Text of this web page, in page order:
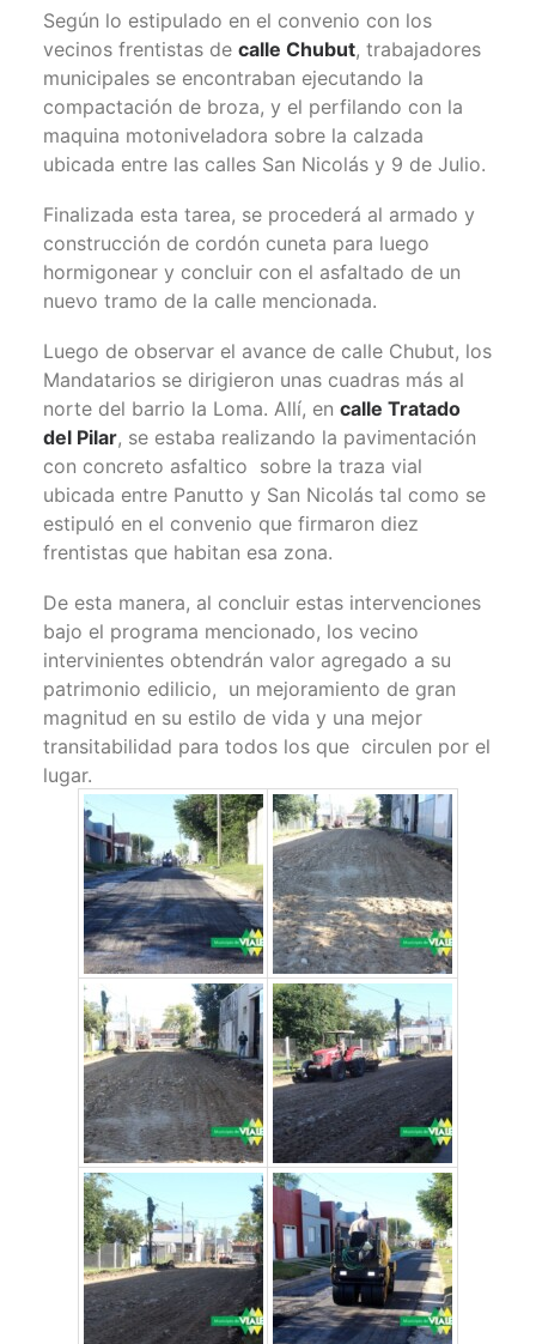
Según lo estipulado en el convenio con los
vecinos frentistas de calle Chubut, trabajadores
municipales se encontraban ejecutando la
compactación de broza, y el perfilando con la
maquina motoniveladora sobre la calzada
ubicada entre las calles San Nicolás y 9 de Julio.
Finalizada esta tarea, se procederá al armado y
construcción de cordón cuneta para luego
hormigonear y concluir con el asfaltado de un
nuevo tramo de la calle mencionada.
Luego de observar el avance de calle Chubut, los
Mandatarios se dirigieron unas cuadras más al
norte del barrio la Loma. Allí, en calle Tratado
del Pilar, se estaba realizando la pavimentación
con concreto asfaltico sobre la traza vial
ubicada entre Panutto y San Nicolás tal como se
estipuló en el convenio que firmaron diez
frentistas que habitan esa zona.
De esta manera, al concluir estas intervenciones
bajo el programa mencionado, los vecino
intervinientes obtendrán valor agregado a su
patrimonio edilicio, un mejoramiento de gran
magnitud en su estilo de vida y una mejor
transitabilidad para todos los que circulen por el
lugar.